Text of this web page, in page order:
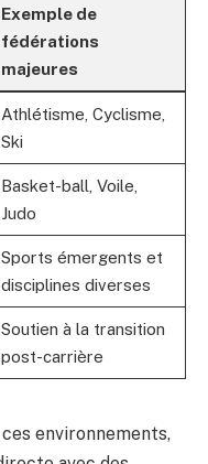
Exemple de
fédérations
majeures
Athlétisme, Cyclisme,
Ski
Basket-ball, Voile,
Judo
Sports émergents et
disciplines diverses
Soutien à la transition
post-carrière
environnements,